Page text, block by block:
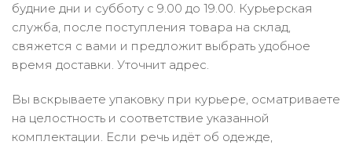
будние дни и субботу с 9.00 до 19.00. Курьерская
служба, после поступления товара на склад,
свяжется с вами и предложит выбрать удобное
время доставки. Уточнит адрес.
Вы вскрываете упаковку при курьере, осматриваете
на целостность и соответствие указанной
комплектации. Если речь идёт об одежде,